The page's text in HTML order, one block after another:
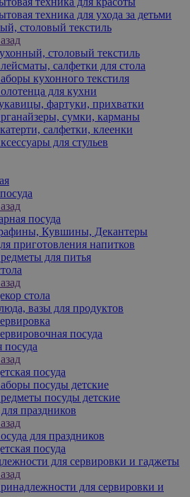
техника для ухода за детьми
столовый текстиль
столовый текстиль
салфетки для стола
кухонного текстиля
для кухни
фартуки, прихватки
сумки, карманы
салфетки, клеенки
для стульев
посуда
Кувшины, Декантеры
приготовления напитков
для питья
стола
вазы для продуктов
посуда
посуда
посуда
посуды детские
посуды детские
праздников
для праздников
посуда
для сервировки и гаджеты
для сервировки и